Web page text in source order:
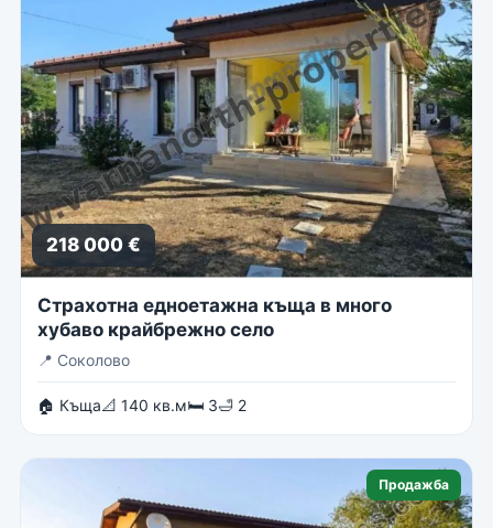
218 000 €
Страхотна едноетажна къща в много
хубаво крайбрежно село
📍 Соколово
🏠 Къща📐 140 кв.м🛏 3🛁 2
Продажба